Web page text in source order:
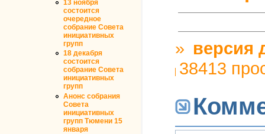
13 ноября
состоится
очередное
собрание Совета
инициативных
групп
18 декабря
состоится
собрание Совета
инициативных
групп
Анонс собрания
Совета
инициативных
групп Тюмени 15
января
» версия
38413